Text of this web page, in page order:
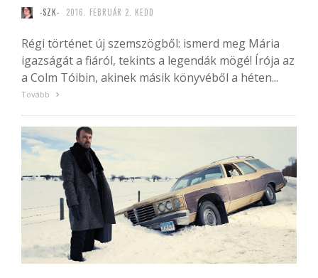
-SZK- 2016. FEBRUÁR 2. KEDD
Régi történet új szemszögből: ismerd meg Mária
igazságát a fiáról, tekints a legendák mögé! Írója az
a Colm Tóibin, akinek másik könyvéből a héten...
Tovább